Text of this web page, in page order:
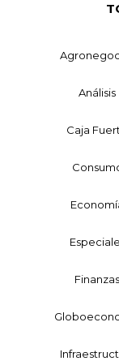
Análisis
Caja
Finanzas